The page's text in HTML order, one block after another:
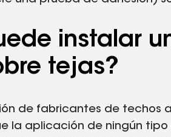
instalar
tejas?
de fabricantes de
la aplicación de ningún